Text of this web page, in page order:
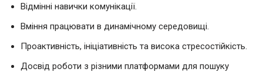
Відмінні навички комунікації.
Вміння працювати в динамічному середовищі.
Проактивність, ініціативність та висока стресостійкість.
Досвід роботи з різними платформами для пошуку